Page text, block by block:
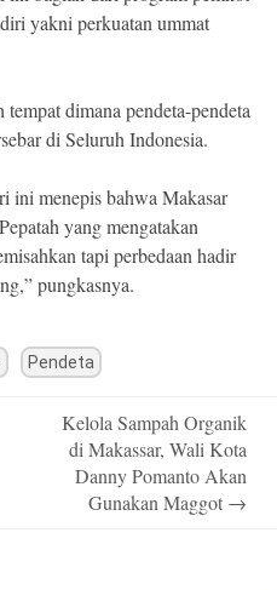
yakni perkuatan ummat
dimana pendeta-pendeta
di Seluruh Indonesia.
ini menepis bahwa Makasar
yang mengatakan
tapi perbedaan hadir
pungkasnya.
Pendeta
Kelola Sampah Organik
di Makassar, Wali Kota
Danny Pomanto Akan
Gunakan Maggot →